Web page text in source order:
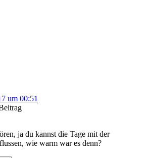
um 00:51
ja du kannst die Tage mit der
wie warm war es denn?